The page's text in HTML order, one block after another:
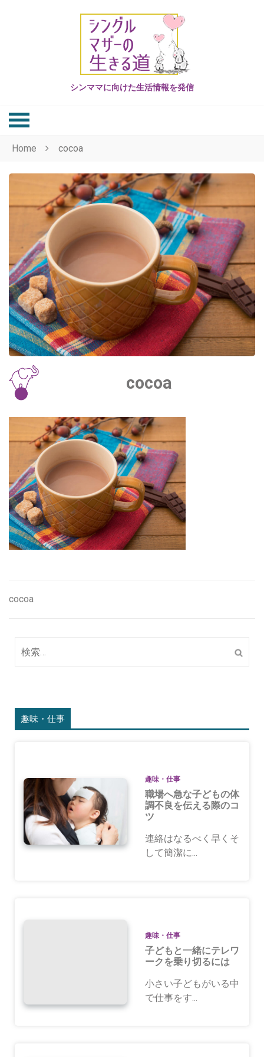
シンママに向けた生活情報を発信
Home cocoa
cocoa
投
ナ
ー
シ
cocoa
索:
趣味・仕事
趣味・仕事
職場へ急な子どもの体
調不良を伝える際のコ
ツ
連絡はなるべく早くそ
して簡潔に...
趣味・仕事
子どもと一緒にテレワ
ークを乗り切るには
小さい子どもがいる中
で仕事をす...